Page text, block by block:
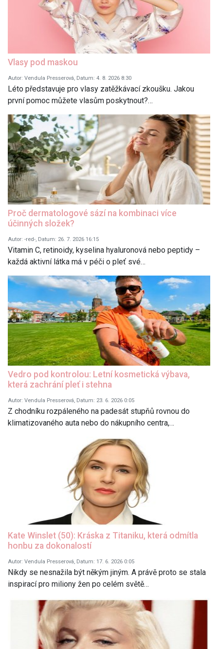
Vlasy pod maskou
Autor: Vendula Presserová, Datum: 4. 8. 2026 8:30
Léto představuje pro vlasy zatěžkávací zkoušku. Jakou
první pomoc můžete vlasům poskytnout?…
Proč dermatologové sází na kombinaci více
účinných složek?
Autor: -red-, Datum: 26. 7. 2026 16:15
Vitamin C, retinoidy, kyselina hyaluronová nebo peptidy –
každá aktivní látka má v péči o pleť své…
Vedro pod kontrolou: Letní kosmetická výbava,
která zachrání pleť i stehna
Autor: Vendula Presserová, Datum: 23. 6. 2026 0:05
Z chodníku rozpáleného na padesát stupňů rovnou do
klimatizovaného auta nebo do nákupního centra,…
Kate Winslet (50): Kráska z Titaniku, která odmítla
honbu za dokonalostí
Autor: Vendula Presserová, Datum: 17. 6. 2026 0:05
Nikdy se nesnažila být někým jiným. A právě proto se stala
inspirací pro miliony žen po celém světě…